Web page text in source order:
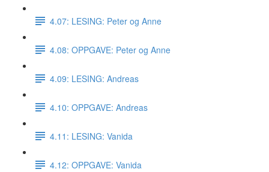
4.07: LESING: Peter og Anne
4.08: OPPGAVE: Peter og Anne
4.09: LESING: Andreas
4.10: OPPGAVE: Andreas
4.11: LESING: Vanida
4.12: OPPGAVE: Vanida